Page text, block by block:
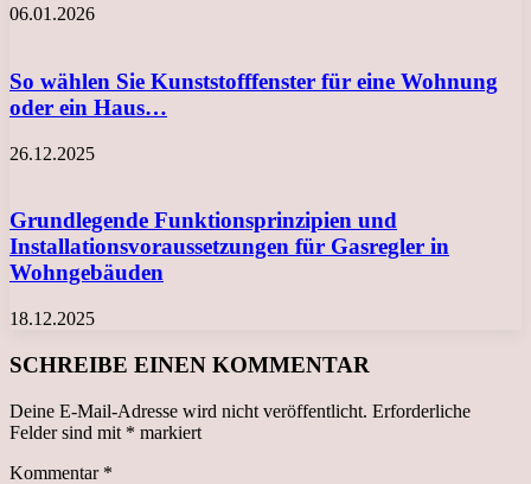
06.01.2026
So wählen Sie Kunststofffenster für eine Wohnung
oder ein Haus…
26.12.2025
Grundlegende Funktionsprinzipien und
Installationsvoraussetzungen für Gasregler in
Wohngebäuden
18.12.2025
SCHREIBE EINEN KOMMENTAR
Deine E-Mail-Adresse wird nicht veröffentlicht. Erforderliche
Felder sind mit * markiert
Kommentar *